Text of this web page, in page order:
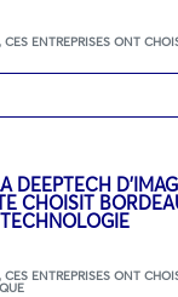
, CES ENTREPRISES ONT
DEEPTECH
CHOISIT
, CES ENTREPRISES ONT